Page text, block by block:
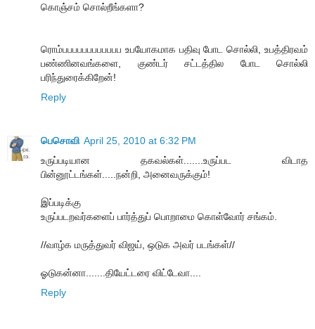
கொஞ்சம் சொல்றீங்களா?
ரொம்ப‌பப‌பப‌பப‌பப‌பபப உபயோகமாக பதிவு போட சொல்லி, உப‌த்திர‌வம்
ப‌ண்ணின‌வ‌ங்க‌ளை, குண்ட‌ர் ச‌ட்ட‌த்தில‌ போட‌ சொல்லி
ப‌ரிந்துரைக்கிறேன்!
Reply
பெசொவி April 25, 2010 at 6:32 PM
உருப்படியான தகவல்கள்.......உருப்பட விடாத
பின்னூட்டங்கள்.....நன்றி, அனைவருக்கும்!
இப்படிக்கு
உருப்படறவர்களைப் பார்த்துப் பொறாமை கொள்வோர் சங்கம்.
//வாழ்க மருத்துவர் விஜய், ஒடுக அவர் படங்கள்//
ஓடுகன்னா.......தியேட்டரை விட்டேவா....
Reply